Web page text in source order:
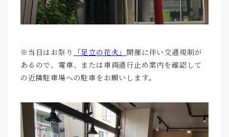
※当日はお祭り 「足立の花火」 開催に伴い交通規制が
あるので、電車、または車両通行止め案内を確認して
の近隣駐車場への駐車をお願いします。